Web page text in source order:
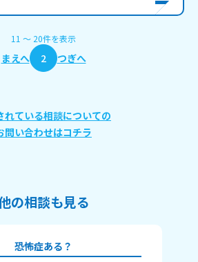
11 〜 20件を表示
まえへ 2 つぎへ
れている相談についての
問い合わせはコチラ
の相談も見る
恐怖症ある？